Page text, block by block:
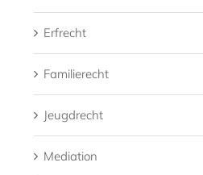
Erfrecht
Familierecht
Jeugdrecht
Mediation